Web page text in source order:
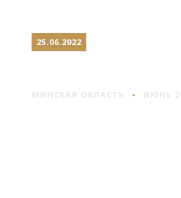
25.06.2022
МИНСКАЯ ОБЛАСТЬ ИЮНЬ